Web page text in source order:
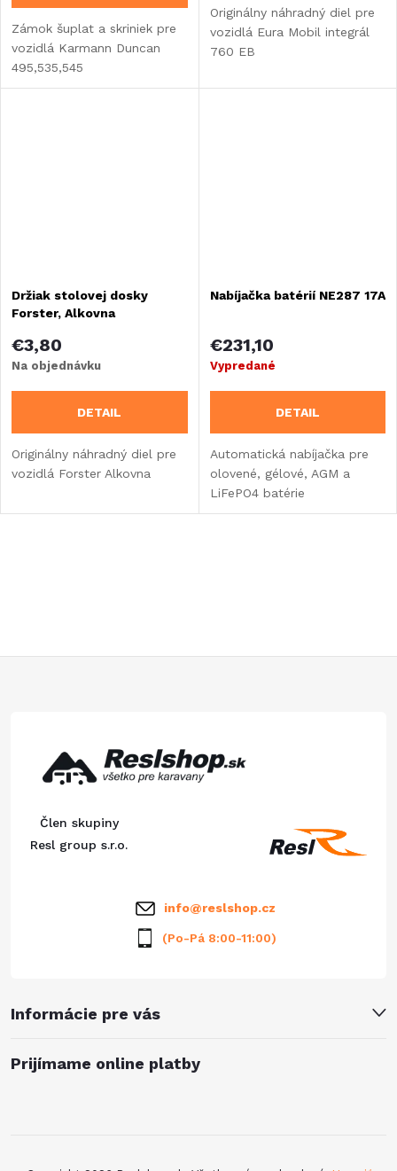
Zámok šuplat a skriniek pre
vozidlá Karmann Duncan
495,535,545
Originálny náhradný diel pre
vozidlá Eura Mobil integrál
760 EB
Držiak stolovej dosky
Forster, Alkovna
€3,80
Na objednávku
DETAIL
Originálny náhradný diel pre
vozidlá Forster Alkovna
Nabíjačka batérií NE287 17A
€231,10
Vypredané
DETAIL
Automatická nabíjačka pre
olovené, gélové, AGM a
LiFePO4 batérie
y
v
Informácie pre vás
Člen skupiny
Resl group s.r.o.
info@reslshop.cz
(Po-Pá 8:00-11:00)
Prijímame online platby